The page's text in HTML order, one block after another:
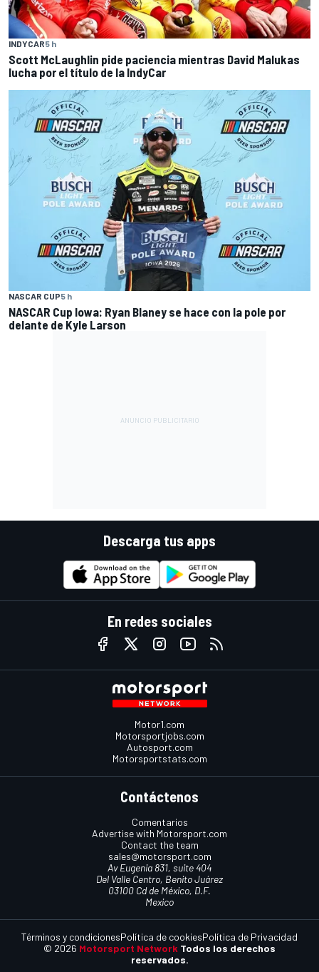
INDYCAR5 h
Scott McLaughlin pide paciencia mientras David Malukas
lucha por el título de la IndyCar
NASCAR CUP5 h
NASCAR Cup Iowa: Ryan Blaney se hace con la pole por
delante de Kyle Larson
Descarga tus apps
En redes sociales
Motor1.com
Motorsportjobs.com
Autosport.com
Motorsportstats.com
Contáctenos
Comentarios
Advertise with Motorsport.com
Contact the team
sales@motorsport.com
Av Eugenia 831, suite 404
Del Valle Centro, Benito Juárez
03100 Cd de México, D.F.
Mexico
© 2026 Motorsport Network Todos los derechos
reservados.
Términos y condicionesPolítica de cookiesPolítica de Privacidad